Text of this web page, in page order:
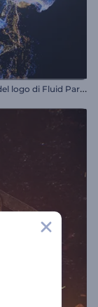
R
ivelazione del logo di Fluid Particles